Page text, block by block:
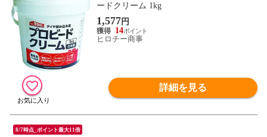
ードクリーム 1kg
1,577円
14
ヒロチー商事
詳細を見る
8/7時点_ポイント最大11倍